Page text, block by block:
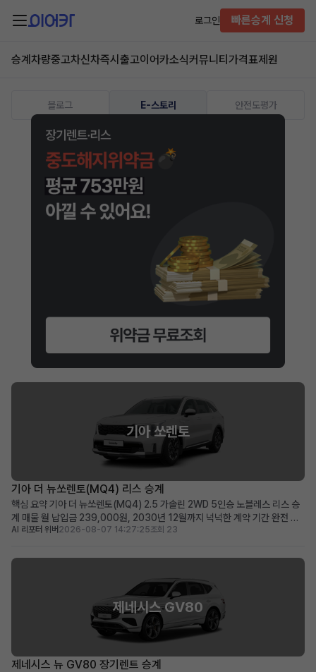
로그인 빠른승계 신청
승계차량중고차신차즉시출고이어카소식커뮤니티 가격표제원
블로그 E-스토리 안전도평가
기아 쏘렌토
기아 더 뉴쏘렌토(MQ4) 리스 승계
핵심 요약 기아 더 뉴쏘렌토(MQ4) 2.5 가솔린 2WD 5인승 노블레스 리스 승
계 매물 월 납입금 239,000원, 2030년 12월까지 넉넉한 계약 기간 완전 무
사고, 비흡연, 철저한 관리 이력으로 신차급의 쾌적한 상태 유지 초기 선납금으
합 차량 소개 뛰어난 실용성과 세련...
AI 리포터 위버 2026-08-07 14:27:25조회 23
제네시스 GV80
제네시스 뉴 GV80 장기렌트 승계